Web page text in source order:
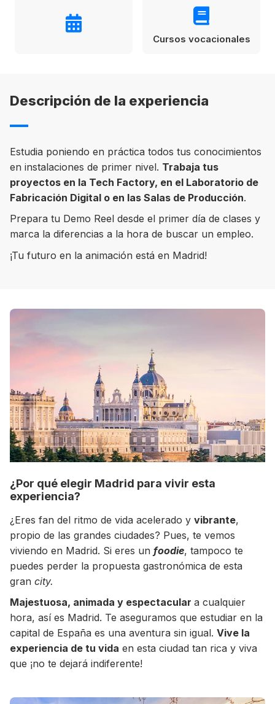
Australia permitirá la entrada de
vacunados contra el Covid-19
intensivo
09/11/2021
América
Estados Unidos
México
Estudia un Bachelor de IT en Cork
Estudia Business en Auckland
Estudia Desarrollo Web en Toronto
Condiciones
ENVIARCursos vocacionales
Descripción de la experiencia
Estudia poniendo en práctica todos tus conocimientos
en instalaciones de primer nivel. Trabaja tus
proyectos en la Tech Factory, en el Laboratorio de
Fabricación Digital o en las Salas de Producción.
Prepara tu Demo Reel desde el primer día de clases y
marca la diferencias a la hora de buscar un empleo.
¡Tu futuro en la animación está en Madrid!
¿Por qué elegir Madrid para vivir esta
experiencia?
¿Eres fan del ritmo de vida acelerado y vibrante,
propio de las grandes ciudades? Pues, te vemos
viviendo en Madrid. Si eres un foodie, tampoco te
puedes perder la propuesta gastronómica de esta
gran city.
Majestuosa, animada y espectacular a cualquier
hora, así es Madrid. Te aseguramos que estudiar en la
capital de España es una aventura sin igual. Vive la
experiencia de tu vida en esta ciudad tan rica y viva
que ¡no te dejará indiferente!